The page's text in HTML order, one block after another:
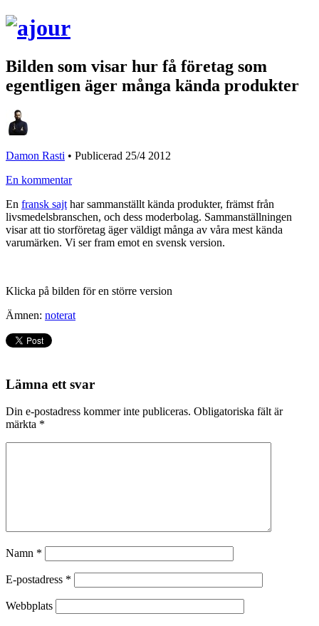
Bilden som visar hur få företag som
egentligen äger många kända produkter
Damon Rasti • Publicerad 25/4 2012
En kommentar
En fransk sajt har sammanställt kända produkter, främst från
livsmedelsbranschen, och dess moderbolag. Sammanställningen
visar att tio storföretag äger väldigt många av våra mest kända
varumärken. Vi ser fram emot en svensk version.
Klicka på bilden för en större version
Ämnen: noterat
Lämna ett svar
Din e-postadress kommer inte publiceras. Obligatoriska fält är
märkta *
Namn *
E-postadress *
Webbplats